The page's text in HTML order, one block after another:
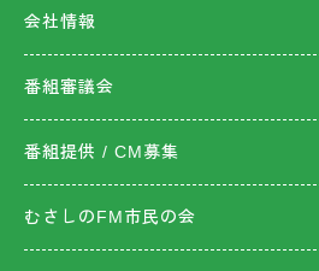
会社情報
番組審議会
番組提供 / CM募集
むさしのFM市民の会